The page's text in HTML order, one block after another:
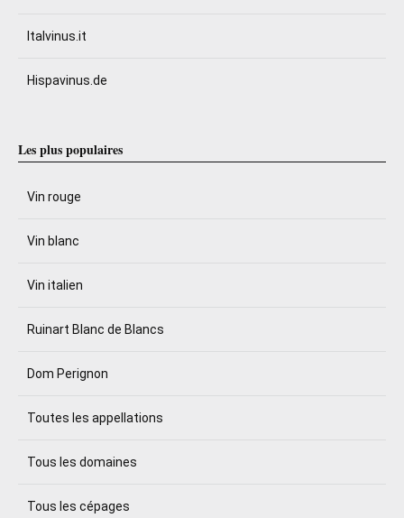
Italvinus.it
Hispavinus.de
Les plus populaires
Vin rouge
Vin blanc
Vin italien
Ruinart Blanc de Blancs
Dom Perignon
Toutes les appellations
Tous les domaines
Tous les cépages